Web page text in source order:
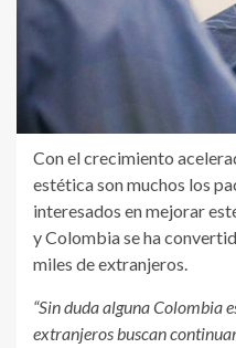
Con el crecimiento
estética son muchos los
interesados en mejorar
y Colombia se ha
miles de extranjeros.
“Sin duda alguna Colombia
extranjeros buscan